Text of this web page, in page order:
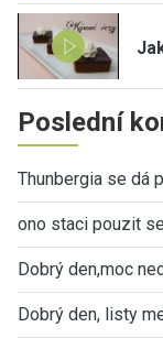
Poslední
Thunbergia se dá
ono staci pouzit
Dobrý den,moc
Dobrý den, listy